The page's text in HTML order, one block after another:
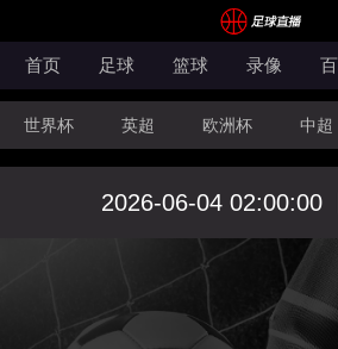
首页 足球 篮球 录像
世界杯 英超 欧洲杯 中超
CBA FIBA洲际杯
2026-06-04 02:00:00